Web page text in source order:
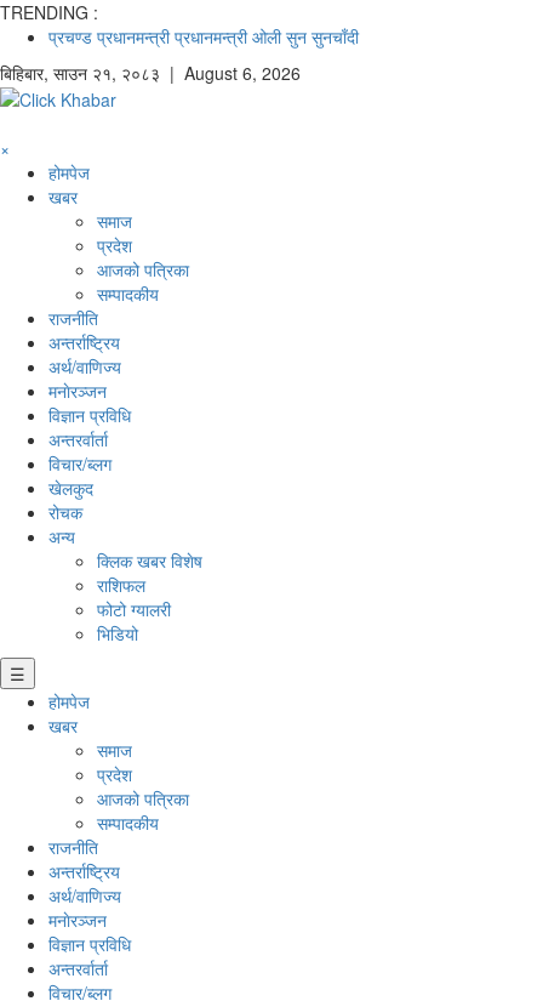
TRENDING :
प्रचण्ड प्रधानमन्त्री प्रधानमन्त्री ओली सुन सुनचाँदी
बिहिबार, साउन २१, २०८३ | August 6, 2026
×
होमपेज
खबर
समाज
प्रदेश
आजको पत्रिका
सम्पादकीय
राजनीति
अन्तर्राष्ट्रिय
अर्थ/वाणिज्य
मनाेरञ्जन
विज्ञान प्रविधि
अन्तरर्वार्ता
विचार/ब्लग
खेलकुद
रोचक
अन्य
क्लिक खबर विशेष
राशिफल
फोटो ग्यालरी
भिडियो
☰
होमपेज
खबर
समाज
प्रदेश
आजको पत्रिका
सम्पादकीय
राजनीति
अन्तर्राष्ट्रिय
अर्थ/वाणिज्य
मनाेरञ्जन
विज्ञान प्रविधि
अन्तरर्वार्ता
विचार/ब्लग